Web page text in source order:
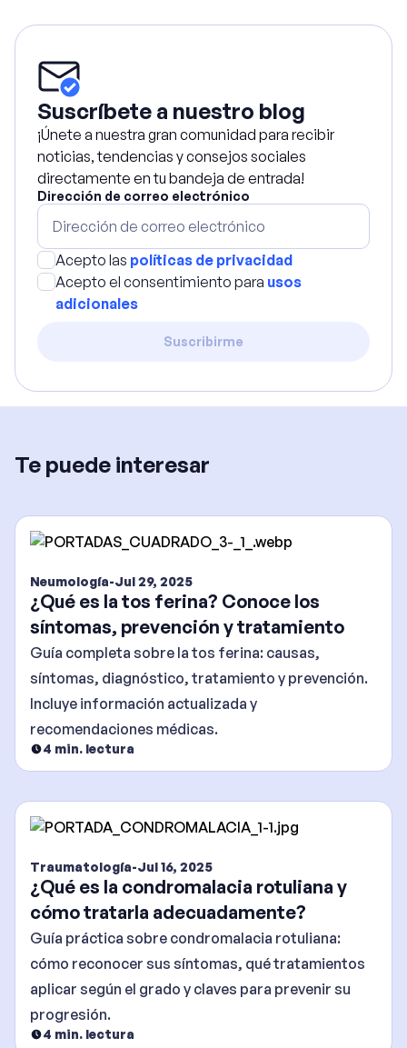
Suscríbete a nuestro blog
¡Únete a nuestra gran comunidad para recibir
noticias, tendencias y consejos sociales
directamente en tu bandeja de entrada!
Dirección de correo electrónico
Acepto las políticas de privacidad
Acepto el consentimiento para usos
adicionales
Suscribirme
Te puede interesar
Neumología-Jul 29, 2025
¿Qué es la tos ferina? Conoce los
síntomas, prevención y tratamiento
Guía completa sobre la tos ferina: causas,
síntomas, diagnóstico, tratamiento y prevención.
Incluye información actualizada y
recomendaciones médicas.
4 min. lectura
Traumatología-Jul 16, 2025
¿Qué es la condromalacia rotuliana y
cómo tratarla adecuadamente?
Guía práctica sobre condromalacia rotuliana:
cómo reconocer sus síntomas, qué tratamientos
aplicar según el grado y claves para prevenir su
progresión.
4 min. lectura